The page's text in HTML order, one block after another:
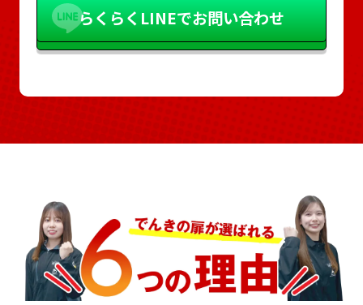
らくらくLINEでお問い合わせ